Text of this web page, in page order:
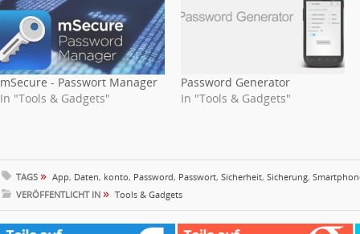
mSecure - Passwort Manager
In "Tools & Gadgets"
Password Generator
In "Tools & Gadgets"
TAGS » App, Daten, konto, Password, Passwort, Sicherheit, Sicherung,
VERÖFFENTLICHT IN » Tools & Gadgets